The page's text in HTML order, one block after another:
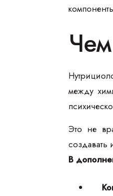
между
Это не
В